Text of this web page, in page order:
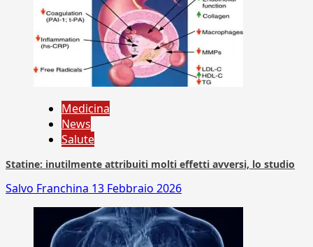
Medicina
News
Salute
Statine: inutilmente attribuiti molti effetti avversi, lo studio
Salvo Franchina 13 Febbraio 2026